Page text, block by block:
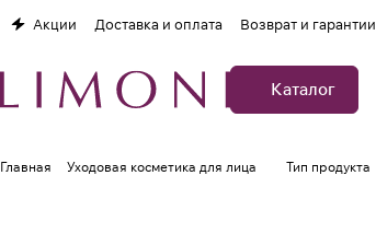
Акции Доставка и оплата Возврат и гарантии
Каталог
Главная Уходовая косметика для лица Тип продукта